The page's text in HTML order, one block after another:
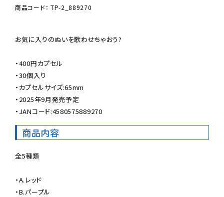
商品コード： TP-2_889270
お気に入りのぬいを歌わせちゃおう?
・400円カプセル
・30個入り
・カプセルサイズ:65mm
・2025年9月発売予定
・JANコード:4580575889270
商品内容
全5種類
・A.レッド
・B.パープル